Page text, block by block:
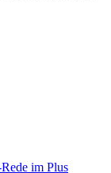
im Plus